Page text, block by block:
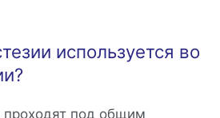
используется во
под общим